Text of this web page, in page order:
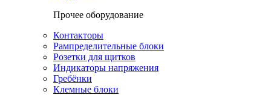
Прочее оборудование
Контакторы
Рампределительные блоки
Розетки для щитков
Индикаторы напряжения
Гребёнки
Клемные блоки